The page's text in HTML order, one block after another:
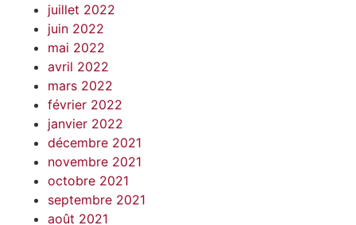
juillet 2022
juin 2022
mai 2022
avril 2022
mars 2022
février 2022
janvier 2022
décembre 2021
novembre 2021
octobre 2021
septembre 2021
août 2021